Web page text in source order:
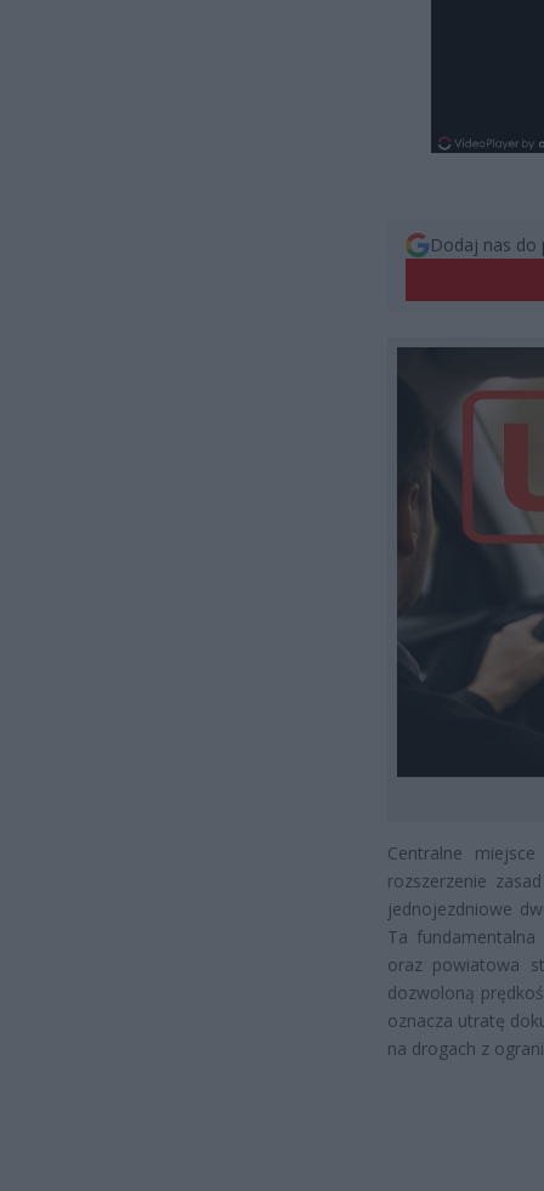
Dodaj nas do
Centralne
rozszerzenie
jednojezdniowe
Ta
oraz powiatowa
dozwoloną
oznacza utratę
na drogach z